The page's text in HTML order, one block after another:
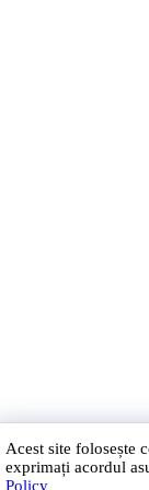
Acest site folosește
exprimați acordul
Policy